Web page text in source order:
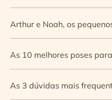
Arthur e Noah, os
As 10 melhores poses
As 3 dúvidas mais